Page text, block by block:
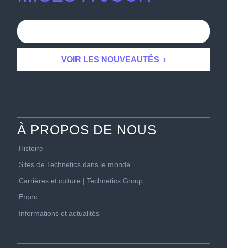
À PROPOS DE NOUS
Histoire
Sites de Technetics dans le monde
Carrières et culture | Technetics Group
Enpro
Informations et actualités